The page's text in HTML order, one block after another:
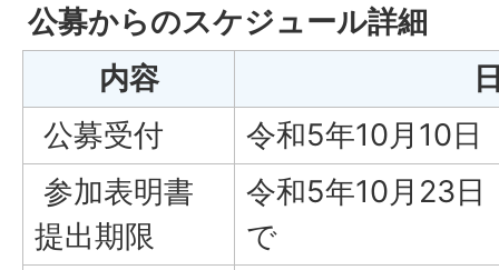
公募からのスケジュール詳細
内容
公募受付
令和5年10月10日
参加表明書
提出期限
令和5年10月23日
で